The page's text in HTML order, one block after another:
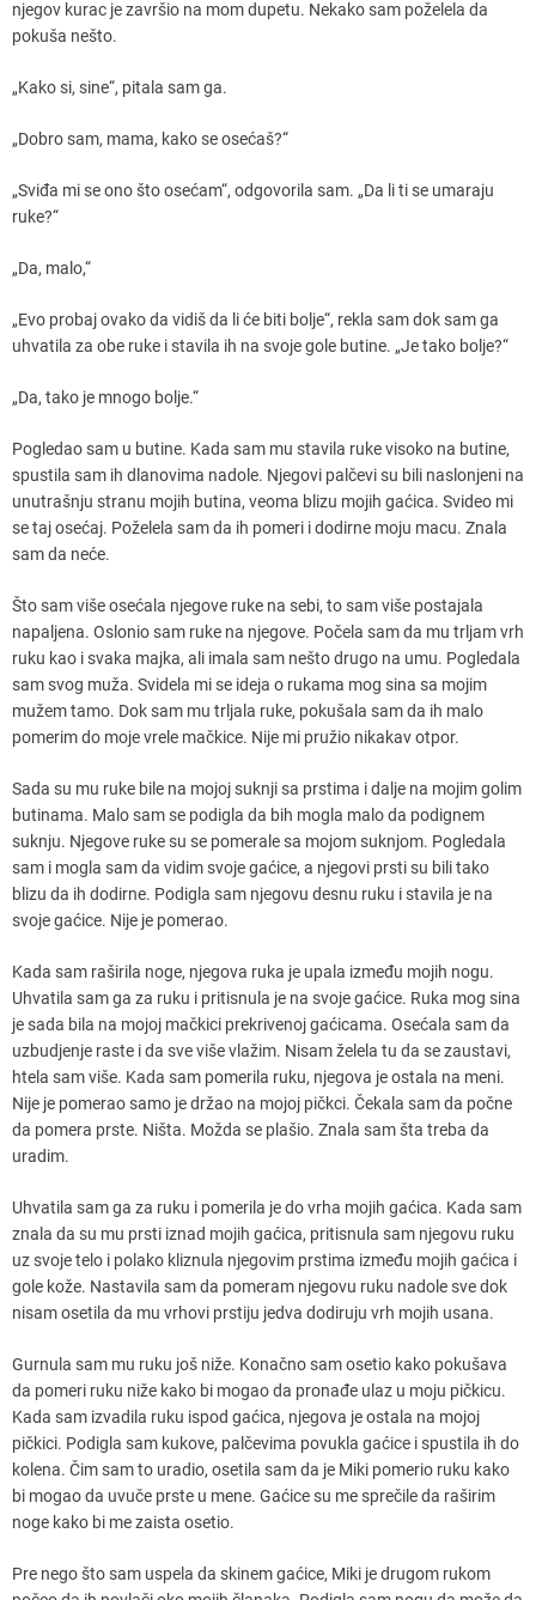
njegov kurac je završio na mom dupetu. Nekako sam poželela da
pokuša nešto.
„Kako si, sine“, pitala sam ga.
„Dobro sam, mama, kako se osećaš?“
„Sviđa mi se ono što osećam“, odgovorila sam. „Da li ti se umaraju
ruke?“
„Da, malo,“
„Evo probaj ovako da vidiš da li će biti bolje“, rekla sam dok sam ga
uhvatila za obe ruke i stavila ih na svoje gole butine. „Je tako bolje?“
„Da, tako je mnogo bolje.“
Pogledao sam u butine. Kada sam mu stavila ruke visoko na butine,
spustila sam ih dlanovima nadole. Njegovi palčevi su bili naslonjeni na
unutrašnju stranu mojih butina, veoma blizu mojih gaćica. Svideo mi
se taj osećaj. Poželela sam da ih pomeri i dodirne moju macu. Znala
sam da neće.
Što sam više osećala njegove ruke na sebi, to sam više postajala
napaljena. Oslonio sam ruke na njegove. Počela sam da mu trljam vrh
ruku kao i svaka majka, ali imala sam nešto drugo na umu. Pogledala
sam svog muža. Svidela mi se ideja o rukama mog sina sa mojim
mužem tamo. Dok sam mu trljala ruke, pokušala sam da ih malo
pomerim do moje vrele mačkice. Nije mi pružio nikakav otpor.
Sada su mu ruke bile na mojoj suknji sa prstima i dalje na mojim golim
butinama. Malo sam se podigla da bih mogla malo da podignem
suknju. Njegove ruke su se pomerale sa mojom suknjom. Pogledala
sam i mogla sam da vidim svoje gaćice, a njegovi prsti su bili tako
blizu da ih dodirne. Podigla sam njegovu desnu ruku i stavila je na
svoje gaćice. Nije je pomerao.
Kada sam raširila noge, njegova ruka je upala između mojih nogu.
Uhvatila sam ga za ruku i pritisnula je na svoje gaćice. Ruka mog sina
je sada bila na mojoj mačkici prekrivenoj gaćicama. Osećala sam da
uzbudjenje raste i da sve više vlažim. Nisam želela tu da se zaustavi,
htela sam više. Kada sam pomerila ruku, njegova je ostala na meni.
Nije je pomerao samo je držao na mojoj pičkci. Čekala sam da počne
da pomera prste. Ništa. Možda se plašio. Znala sam šta treba da
uradim.
Uhvatila sam ga za ruku i pomerila je do vrha mojih gaćica. Kada sam
znala da su mu prsti iznad mojih gaćica, pritisnula sam njegovu ruku
uz svoje telo i polako kliznula njegovim prstima između mojih gaćica i
gole kože. Nastavila sam da pomeram njegovu ruku nadole sve dok
nisam osetila da mu vrhovi prstiju jedva dodiruju vrh mojih usana.
Gurnula sam mu ruku još niže. Konačno sam osetio kako pokušava
da pomeri ruku niže kako bi mogao da pronađe ulaz u moju pičkicu.
Kada sam izvadila ruku ispod gaćica, njegova je ostala na mojoj
pičkici. Podigla sam kukove, palčevima povukla gaćice i spustila ih do
kolena. Čim sam to uradio, osetila sam da je Miki pomerio ruku kako
bi mogao da uvuče prste u mene. Gaćice su me sprečile da raširim
noge kako bi me zaista osetio.
Pre nego što sam uspela da skinem gaćice, Miki je drugom rukom